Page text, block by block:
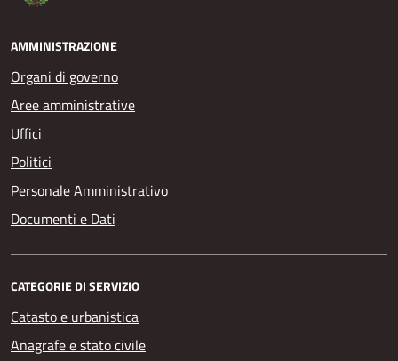
AMMINISTRAZIONE
Organi di governo
Aree amministrative
Uffici
Politici
Personale Amministrativo
Documenti e Dati
CATEGORIE DI SERVIZIO
Catasto e urbanistica
Anagrafe e stato civile